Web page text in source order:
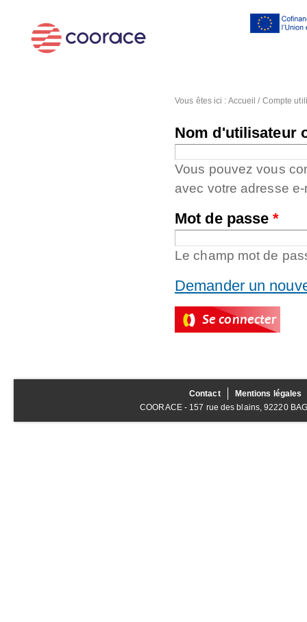
Vous êtes ici : Accueil / Compte
Nom d'utilisateur
Vous pouvez vous
avec votre adresse e-
Mot de passe*
Le champ mot de
Demander un
Contact
Mentions légales
COORACE - 157 rue des blains, 92220